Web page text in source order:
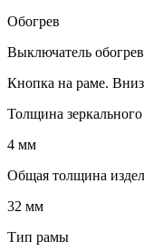
Обогрев
Выключатель
Кнопка на раме.
Толщина
4 мм
Общая толщина
32 мм
Тип рамы